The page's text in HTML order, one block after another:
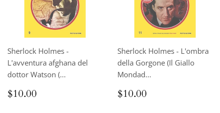
Sherlock Holmes -
L'avventura afghana del
dottor Watson (...
Regular
price
$10.00
Sherlock Holmes - L'ombra
della Gorgone (Il Giallo
Mondad...
Regular
price
$10.00